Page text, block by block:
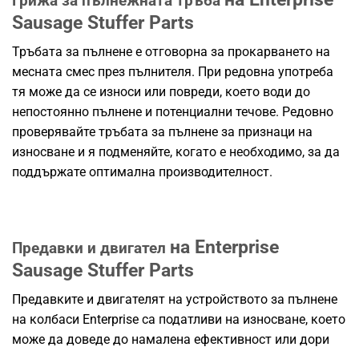
Sausage Stuffer Parts
Тръбата за пълнене е отговорна за прокарването на
месната смес през пълнителя. При редовна употреба
тя може да се износи или повреди, което води до
непостоянно пълнене и потенциални течове. Редовно
проверявайте тръбата за пълнене за признаци на
износване и я подменяйте, когато е необходимо, за да
поддържате оптимална производителност.
Предавки и двигател на Enterprise
Sausage Stuffer Parts
Предавките и двигателят на устройството за пълнене
на колбаси Enterprise са податливи на износване, което
може да доведе до намалена ефективност или дори